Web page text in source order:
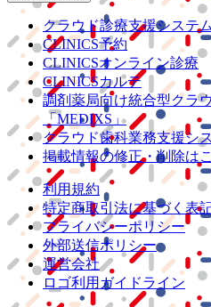
クラウド診療支援システム
CLINICS予約
CLINICSオンライン診療
CLINICSカルテ
調剤薬局向け統合型クラ
「MEDIXS」
クラウド歯科業務支援シ
掲載情報の修正・削除は
利用規約
特定商取引法に基づく表
プライバシーポリシー
外部送信ポリシー
運営会社
ロゴ利用ガイドライン